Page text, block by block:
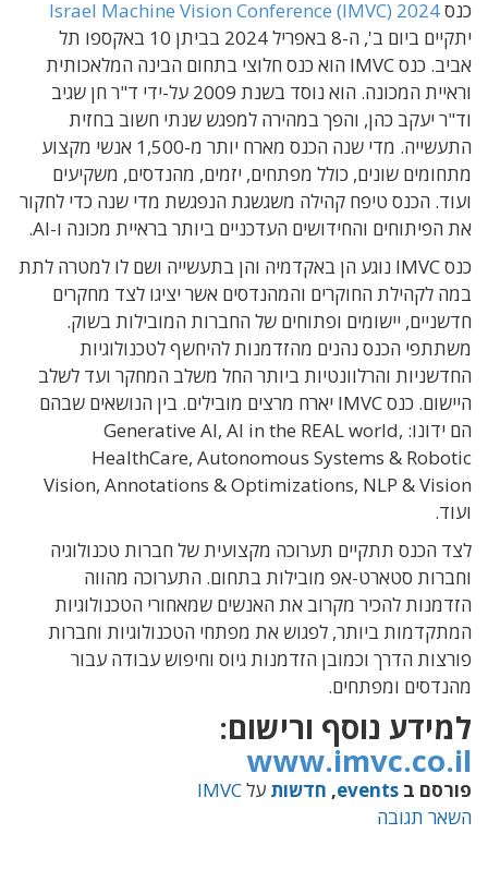
כנס
יתקיים ביום ב', ה-8 באפריל ‏‏2024 בביתן 10 באקספו תל
אביב.‏ כנס IMVC‏ הוא כנס חלוצי בתחום הבינה המלאכותית
וראיית המכונה. הוא נוסד בשנת 2009 על-ידי ד"ר חן ‏שגיב
וד"ר יעקב כהן, והפך במהירה למפגש שנתי חשוב בחזית
התעשייה. מדי שנה הכנס מארח יותר מ-1,500 אנשי מקצוע
מתחומים שונים, כולל מפתחים, יזמים, מהנדסים, משקיעים
ועוד.‏ הכנס טיפח קהילה משגשגת הנפגשת מדי שנה כדי לחקור
את הפיתוחים והחידושים העדכניים ביותר ‏בראיית מכונה ו-‏AI‏.‏
כנס‎ IMVC ‎נוגע הן באקדמיה והן בתעשייה ושם לו למטרה לתת
במה לקהילת החוקרים והמהנדסים ‏אשר יציגו לצד מחקרים
חדשניים, יישומים ופתוחים של החברות המובילות בשוק.
משתתפי הכנס נהנים ‏מהזדמנות להיחשף לטכנולוגיות
החדשניות והרלוונטיות ביותר החל משלב המחקר ועד לשלב
היישום.‏ כנס IMVC‏ יארח מרצים מובילים. בין הנושאים שבהם
הם ידונו: ‏Generative AI, AI in the REAL world,
HealthCare, Autonomous Systems & ‎Robotic
ועוד.‏
לצד הכנס תתקיים תערוכה מקצועית של חברות טכנולוגיה
וחברות סטארט-אפ מובילות בתחום. התערוכה ‏מהווה
הזדמנות להכיר מקרוב את האנשים שמאחורי הטכנולוגיות
המתקדמות ביותר, לפגוש את ‏מפתחי הטכנולוגיות וחברות
פורצות הדרך וכמובן הזדמנות גיוס וחיפוש עבודה עבור
מהנדסים ‏ומפתחים.‏
למידע נוסף ורישום:
www.imvc.co.il
פורסם ב events
, חדשות עלIMVC
השאר תגובה